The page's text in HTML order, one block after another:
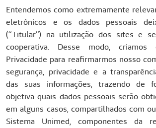
Entendemos como extremamente
eletrônicos e os dados pessoais
(“Titular”) na utilização dos sites e
cooperativa. Desse modo,
Privacidade para reafirmarmos nosso
segurança, privacidade e a
das suas informações, trazendo de
objetiva quais dados pessoais serão
em alguns casos, compartilhados com
Sistema Unimed, componentes da